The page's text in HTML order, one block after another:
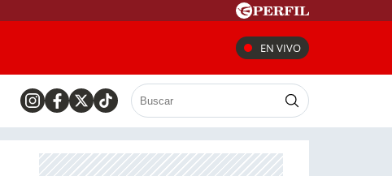
EN VIVO